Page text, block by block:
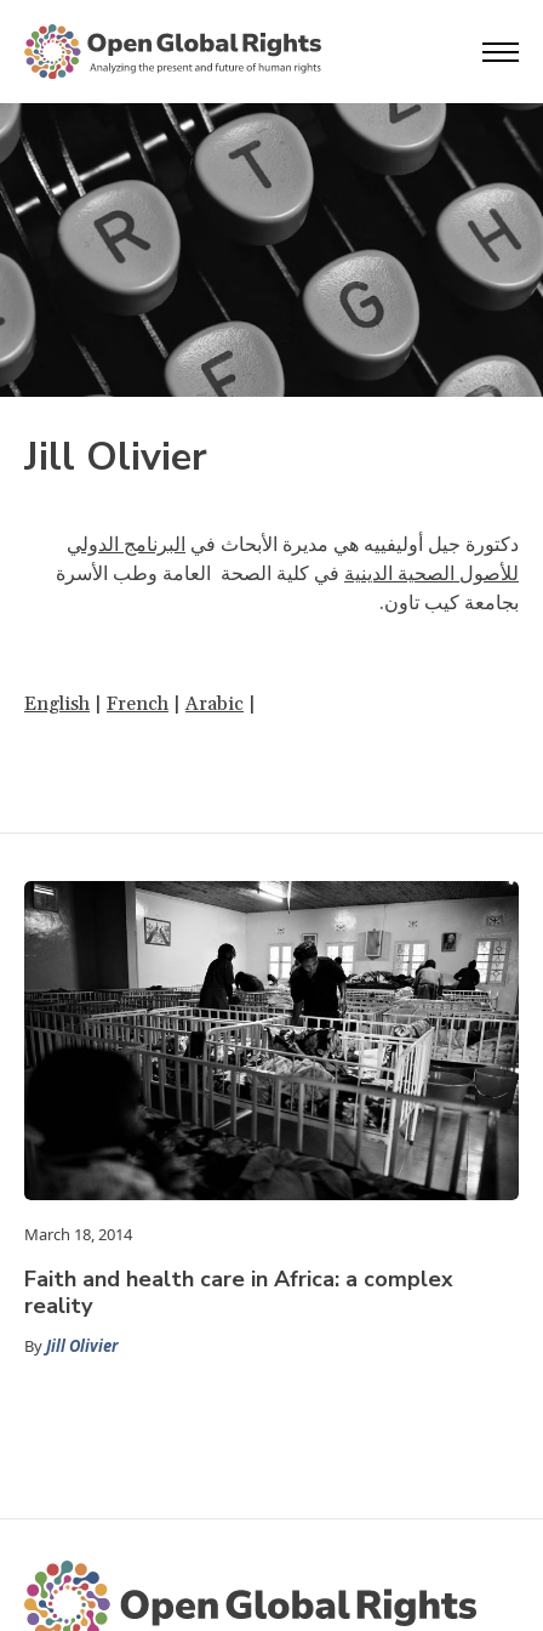
Jill Olivier
دكتورة جيل أوليفييه هي مديرة الأبحاث في البرنامج الدولي
للأصول الصحية الدينية في كلية الصحة العامة وطب الأسرة
بجامعة كيب تاون.
English | French |Arabic |
March 18, 2014
Faith and health care in Africa: a complex
reality
ByJill Olivier